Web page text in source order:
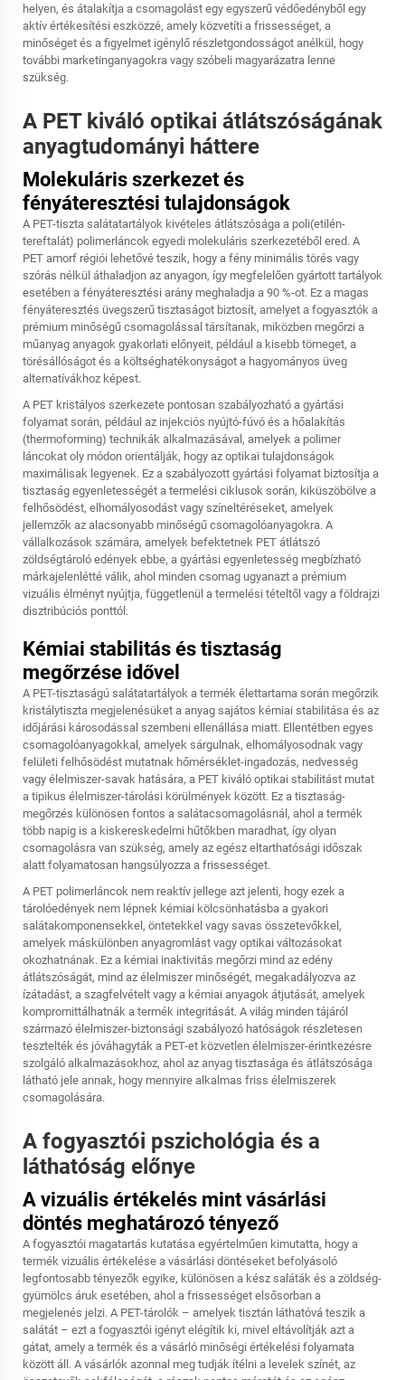
helyen, és átalakítja a csomagolást egy egyszerű védőedényből egy
aktív értékesítési eszközzé, amely közvetíti a frissességet, a
minőséget és a figyelmet igénylő részletgondosságot anélkül, hogy
további marketinganyagokra vagy szóbeli magyarázatra lenne
szükség.
A PET kiváló optikai átlátszóságának
anyagtudományi háttere
Molekuláris szerkezet és
fényáteresztési tulajdonságok
A PET-tiszta salátatartályok kivételes átlátszósága a poli(etilén-
tereftalát) polimerláncok egyedi molekuláris szerkezetéből ered. A
PET amorf régiói lehetővé teszik, hogy a fény minimális törés vagy
szórás nélkül áthaladjon az anyagon, így megfelelően gyártott tartályok
esetében a fényáteresztési arány meghaladja a 90 %-ot. Ez a magas
fényáteresztés üvegszerű tisztaságot biztosít, amelyet a fogyasztók a
prémium minőségű csomagolással társítanak, miközben megőrzi a
műanyag anyagok gyakorlati előnyeit, például a kisebb tömeget, a
törésállóságot és a költséghatékonyságot a hagyományos üveg
alternatívákhoz képest.
A PET kristályos szerkezete pontosan szabályozható a gyártási
folyamat során, például az injekciós nyújtó-fúvó és a hőalakítás
(thermoforming) technikák alkalmazásával, amelyek a polimer
láncokat oly módon orientálják, hogy az optikai tulajdonságok
maximálisak legyenek. Ez a szabályozott gyártási folyamat biztosítja a
tisztaság egyenletességét a termelési ciklusok során, kiküszöbölve a
felhősödést, elhomályosodást vagy színeltéréseket, amelyek
jellemzők az alacsonyabb minőségű csomagolóanyagokra. A
vállalkozások számára, amelyek befektetnek PET átlátszó
zöldségtároló edények ebbe, a gyártási egyenletesség megbízható
márkajelenlétté válik, ahol minden csomag ugyanazt a prémium
vizuális élményt nyújtja, függetlenül a termelési tételtől vagy a földrajzi
disztribúciós ponttól.
Kémiai stabilitás és tisztaság
megőrzése idővel
A PET-tisztaságú salátatartályok a termék élettartama során megőrzik
kristálytiszta megjelenésüket a anyag sajátos kémiai stabilitása és az
időjárási károsodással szembeni ellenállása miatt. Ellentétben egyes
csomagolóanyagokkal, amelyek sárgulnak, elhomályosodnak vagy
felületi felhősödést mutatnak hőmérséklet-ingadozás, nedvesség
vagy élelmiszer-savak hatására, a PET kiváló optikai stabilitást mutat
a tipikus élelmiszer-tárolási körülmények között. Ez a tisztaság-
megőrzés különösen fontos a salátacsomagolásnál, ahol a termék
több napig is a kiskereskedelmi hűtőkben maradhat, így olyan
csomagolásra van szükség, amely az egész eltarthatósági időszak
alatt folyamatosan hangsúlyozza a frissességet.
A PET polimerláncok nem reaktív jellege azt jelenti, hogy ezek a
tárolóedények nem lépnek kémiai kölcsönhatásba a gyakori
salátakomponensekkel, öntetekkel vagy savas összetevőkkel,
amelyek máskülönben anyagromlást vagy optikai változásokat
okozhatnának. Ez a kémiai inaktivitás megőrzi mind az edény
átlátszóságát, mind az élelmiszer minőségét, megakadályozva az
ízátadást, a szagfelvételt vagy a kémiai anyagok átjutását, amelyek
kompromittálhatnák a termék integritását. A világ minden tájáról
származó élelmiszer-biztonsági szabályozó hatóságok részletesen
tesztelték és jóváhagyták a PET-et közvetlen élelmiszer-érintkezésre
szolgáló alkalmazásokhoz, ahol az anyag tisztasága és átlátszósága
látható jele annak, hogy mennyire alkalmas friss élelmiszerek
csomagolására.
A fogyasztói pszichológia és a
láthatóság előnye
A vizuális értékelés mint vásárlási
döntés meghatározó tényező
A fogyasztói magatartás kutatása egyértelműen kimutatta, hogy a
termék vizuális értékelése a vásárlási döntéseket befolyásoló
legfontosabb tényezők egyike, különösen a kész saláták és a zöldség-
gyümölcs áruk esetében, ahol a frissességet elsősorban a
megjelenés jelzi. A PET-tárolók – amelyek tisztán láthatóvá teszik a
salátát – ezt a fogyasztói igényt elégítik ki, mivel eltávolítják azt a
gátat, amely a termék és a vásárló minőségi értékelési folyamata
között áll. A vásárlók azonnal meg tudják ítélni a levelek színét, az